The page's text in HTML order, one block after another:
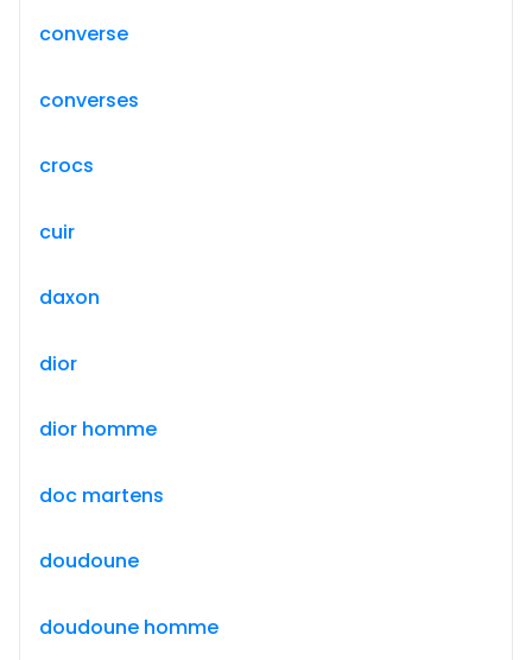
converse
converses
crocs
cuir
daxon
dior
dior homme
doc martens
doudoune
doudoune homme